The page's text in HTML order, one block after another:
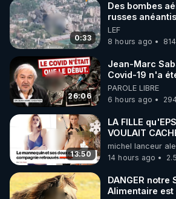
0:33
Des bombes
russes
centres de
drones de 3
ukrainienne
LEF
8 hours ago
26:06
Jean-Marc
Covid-19 n'a
début - L'ARN
jusqu où ira-t-il
PAROLE LIBRE
6 hours ago
13:50
LA FILLE
VOULAIT
michel lanceur
14 hours ago
DANGER notre
Alimentaire est